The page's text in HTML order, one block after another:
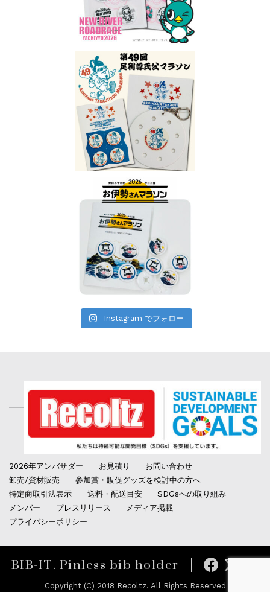
Instagram でフォロー
2026年アンバサダー お見積り
お問い合わせ
卸売/資材販売
参加賞・販促グッズを検討中の方へ
特定商取引法表示
送料・配送目安
SDGsへの取り組み
メンバー
プレスリリース
メディア掲載
プライバシーポリシー
BIB-IT. Pinless bib holder
Copyright (C) 2018 Recoltz. All Rights Reserved